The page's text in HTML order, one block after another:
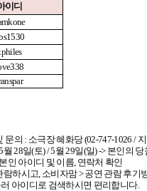
이디
문의 : 소극장 혜화당(02-747-1026 /
월 28일(토) / 5월 29일(일) -> 본인의
본인 아이디 및 이름, 연락처 확인
람하시고, 소비자맘>공연 관람 후기
아이디로 검색하시면 편리합니다.